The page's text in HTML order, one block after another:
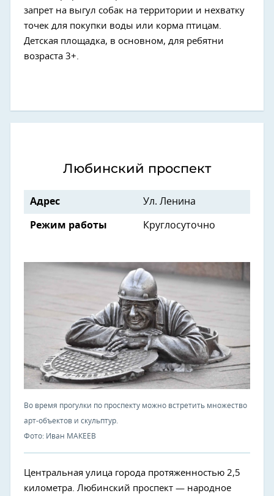
запрет на выгул собак на территории и нехватку
точек для покупки воды или корма птицам.
Детская площадка, в основном, для ребятни
возраста 3+.
Любинский проспект
Адрес Ул. Ленина
Режим работы Круглосуточно
Во время прогулки по проспекту можно встретить множество
арт-объектов и скульптур.
Фото: Иван МАКЕЕВ
Центральная улица города протяженностью 2,5
километра. Любинский проспект — народное